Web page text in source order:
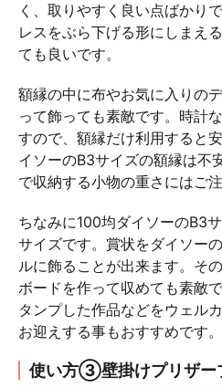
く、取りやすく良い点ばかり
レスをぶら下げる形にしまえ
ても良いです。
額縁の中に布やお気に入りの
って飾っても素敵です。時計
すので、額縁だけ利用すると
イソーのB3サイズの額縁は不
で収納する小物の重さにはご注
ちなみに100均ダイソーのB3
サイズです。賞状をダイソー
ルに飾ることが出来ます。そ
ボードを作って収めても素敵
タンプした作品などをウェル
お迎えする事もおすすめです。
使い方③壁掛けプリザー